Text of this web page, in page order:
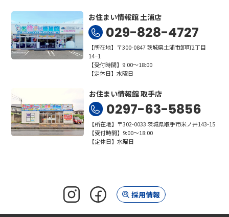
お住まい情報館 土浦店
029-828-4727
【所在地】〒300-0847 茨城県土浦市卸町2丁目
14−1
【受付時間】9:00～18:00
【定休日】水曜日
お住まい情報館 取手店
0297-63-5856
【所在地】〒302-0033 茨城県取手市米ノ井143-15
【受付時間】9:00～18:00
【定休日】水曜日
採用情報